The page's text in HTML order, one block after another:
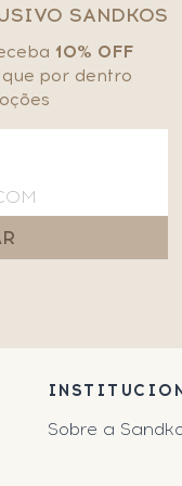
SANDKOS
10% OFF
por dentro
Sobre a